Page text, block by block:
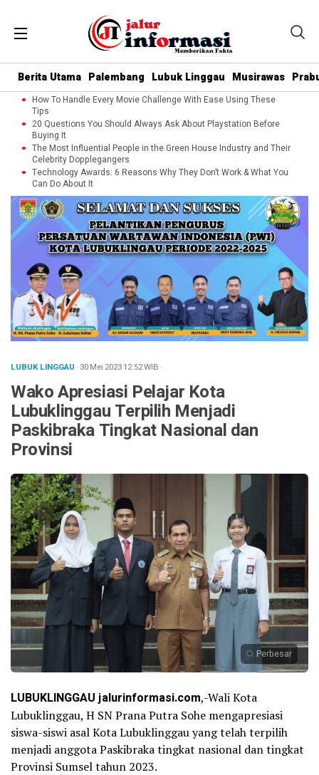
Berita Utama Palembang Lubuk Linggau Musirawas
How To Handle Every Movie Challenge With Ease Using These
Tips
20 Questions You Should Always Ask About Playstation Before
Buying It
The Most Influential People in the Green House Industry and Their
Celebrity Dopplegangers
Technology Awards: 6 Reasons Why They Don’t Work & What You
Can Do About It
LUBUK LINGGAU · 30 Mei 202312:52WIB ·
Wako Apresiasi Pelajar Kota
Lubuklinggau Terpilih Menjadi
Paskibraka Tingkat Nasional dan
Provinsi
Perbesar
LUBUKLINGGAU jalurinformasi.com,-Wali Kota
Lubuklinggau, H SN Prana Putra Sohe mengapresiasi
siswa-siswi asal Kota Lubuklinggau yang telah terpilih
menjadi anggota Paskibraka tingkat nasional dan tingkat
Provinsi Sumsel tahun 2023.